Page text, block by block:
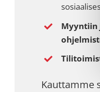
Myyntiin
Kauttamme